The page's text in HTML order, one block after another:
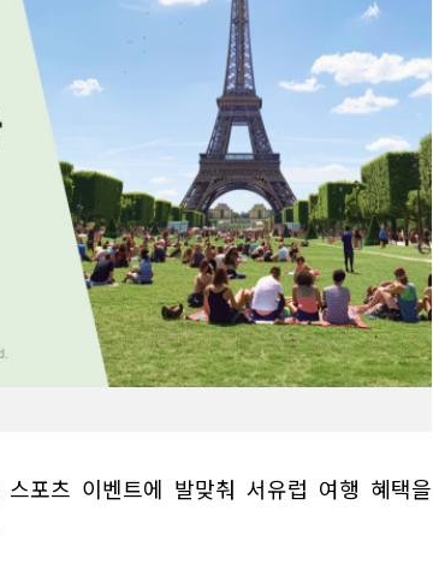
포츠 이벤트에 발맞춰 서유럽 여행 혜택을